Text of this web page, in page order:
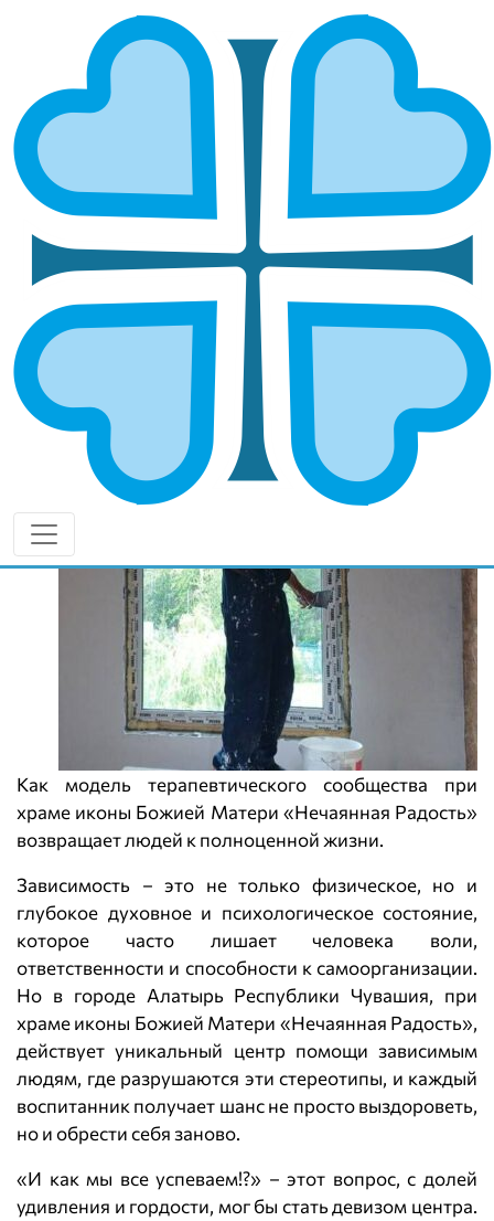
КОГДА ЗАВИСИМЫЙ СТАНОВИТСЯ
ЛИДЕРОМ: УНИКАЛЬНЫЙ ОПЫТ
ЦЕНТРА В РЕСПУБЛИКЕ ЧУВАШИЯ
НОВОСТИ
КОГДА ЗАВИСИМЫЙ СТАНОВИТСЯ ЛИДЕРОМ: УНИКАЛЬНЫЙ
ОПЫТ ЦЕНТРА В РЕСПУБЛИКЕ ЧУВАШИЯ
Как модель терапевтического сообщества при
храме иконы Божией Матери «Нечаянная Радость»
возвращает людей к полноценной жизни.
Зависимость – это не только физическое, но и
глубокое духовное и психологическое состояние,
которое часто лишает человека воли,
ответственности и способности к самоорганизации.
Но в городе Алатырь Республики Чувашия, при
храме иконы Божией Матери «Нечаянная Радость»,
действует уникальный центр помощи зависимым
людям, где разрушаются эти стереотипы, и каждый
воспитанник получает шанс не просто выздороветь,
но и обрести себя заново.
«И как мы все успеваем!?» – этот вопрос, с долей
удивления и гордости, мог бы стать девизом центра.